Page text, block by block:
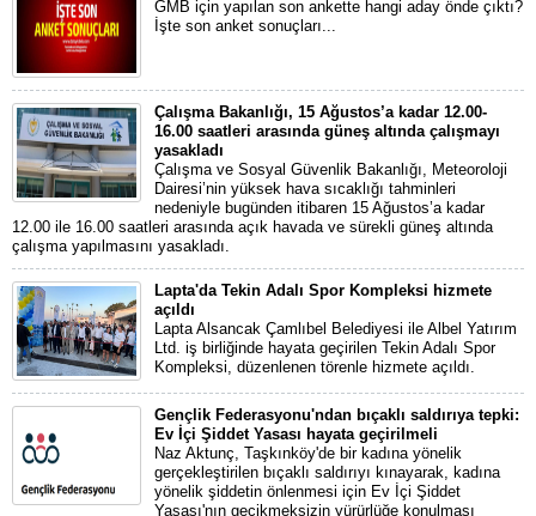
GMB için yapılan son ankette hangi aday önde çıktı?
İşte son anket sonuçları...
Çalışma Bakanlığı, 15 Ağustos’a kadar 12.00-
16.00 saatleri arasında güneş altında çalışmayı
yasakladı
Çalışma ve Sosyal Güvenlik Bakanlığı, Meteoroloji
Dairesi’nin yüksek hava sıcaklığı tahminleri
nedeniyle bugünden itibaren 15 Ağustos’a kadar
12.00 ile 16.00 saatleri arasında açık havada ve sürekli güneş altında
çalışma yapılmasını yasakladı.
Lapta'da Tekin Adalı Spor Kompleksi hizmete
açıldı
Lapta Alsancak Çamlıbel Belediyesi ile Albel Yatırım
Ltd. iş birliğinde hayata geçirilen Tekin Adalı Spor
Kompleksi, düzenlenen törenle hizmete açıldı.
Gençlik Federasyonu'ndan bıçaklı saldırıya tepki:
Ev İçi Şiddet Yasası hayata geçirilmeli
Naz Aktunç, Taşkınköy'de bir kadına yönelik
gerçekleştirilen bıçaklı saldırıyı kınayarak, kadına
yönelik şiddetin önlenmesi için Ev İçi Şiddet
Yasası'nın gecikmeksizin yürürlüğe konulması